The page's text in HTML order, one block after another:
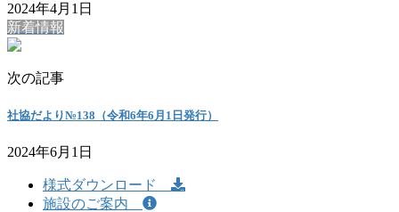
2024年4月1日
新着情報
次の記事
社協だより№138（令和6年6月1日発行）
2024年6月1日
様式ダウンロード
施設のご案内